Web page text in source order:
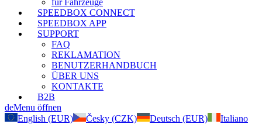
für Fahrzeuge
SPEEDBOX CONNECT
SPEEDBOX APP
SUPPORT
FAQ
REKLAMATION
BENUTZERHANDBUCH
ÜBER UNS
KONTAKTE
B2B
deMenu öffnen
English (EUR)
Česky (CZK) Deutsch (EUR)
Italiano